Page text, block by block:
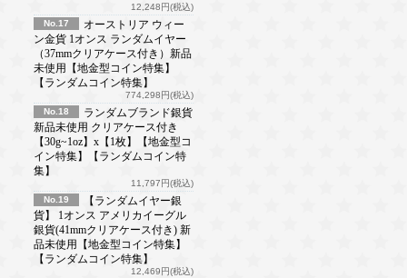
12,248円(税込)
No.17
オーストリア ウィー
ン金貨 1オンス ランダムイヤー
（37mmクリアケース付き）新品
未使用【地金型コイン特集】
【ランダムコイン特集】
774,298円(税込)
No.18
ランダムブランド銀貨
新品未使用 クリアケース付き
【30g~1oz】x【1枚】【地金型コ
イン特集】【ランダムコイン特
集】
11,797円(税込)
No.19
【ランダムイヤー銀
貨】 1オンス アメリカイーグル
銀貨(41mmクリアケース付き) 新
品未使用【地金型コイン特集】
【ランダムコイン特集】
12,469円(税込)